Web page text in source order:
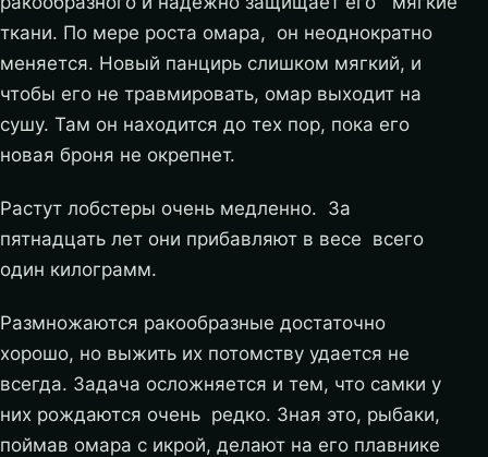
ткани. По мере роста омара, он неоднократно
меняется. Новый панцирь слишком мягкий, и
чтобы его не травмировать, омар выходит на
сушу. Там он находится до тех пор, пока его
новая броня не окрепнет.
Растут лобстеры очень медленно. За
пятнадцать лет они прибавляют в весе всего
один килограмм.
Размножаются ракообразные достаточно
хорошо, но выжить их потомству удается не
всегда. Задача осложняется и тем, что самки у
них рождаются очень редко. Зная это, рыбаки,
поймав омара с икрой, делают на его плавнике